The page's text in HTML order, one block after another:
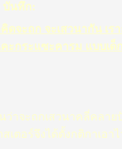
บันทึก:
คิดจะถก จะเสวนากัน เ
ะกระแซะคารม แบบเด็
ว่าจะถกเสวนาคลี่คลา
เตอร์จึงได้ตั้งกติกาเอา